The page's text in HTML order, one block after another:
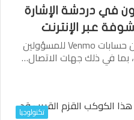
في دردشة الإشارة
تم العثور على بيانات من العديد من حسابات Venmo للمسؤولين
، بما في ذلك جهات الاتصال…
تكنولوجيا